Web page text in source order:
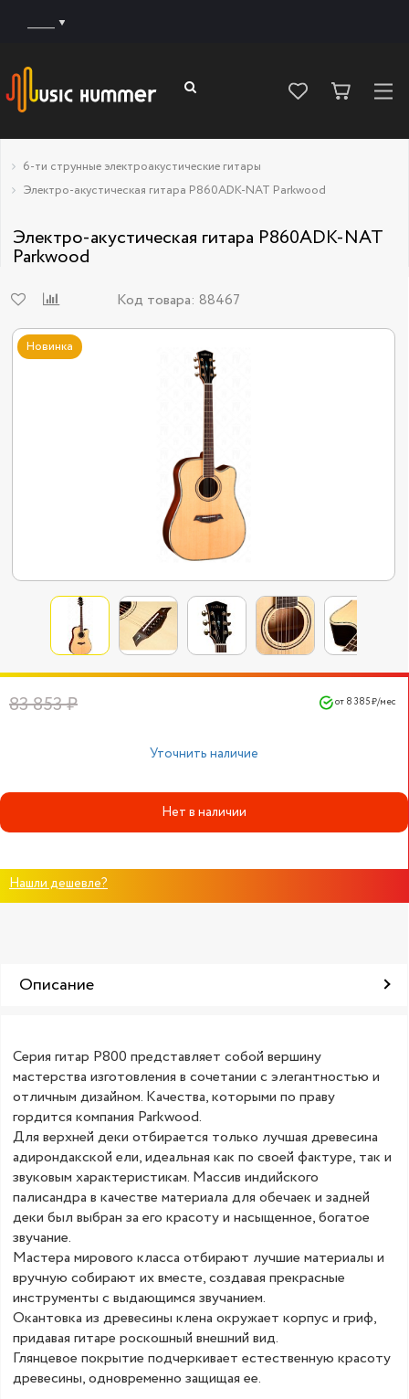
6-ти струнные электроакустические гитары
Электро-акустическая гитара P860ADK-NAT Parkwood
Электро-акустическая гитара P860ADK-NAT
Parkwood
Код товара: 88467
Новинка
83 853 ₽ от 8 385 ₽/мес
Уточнить наличие
Нет в наличии
Нашли дешевле?
Описание
Серия гитар P800 представляет собой вершину
мастерства изготовления в сочетании с элегантностью и
отличным дизайном. Качества, которыми по праву
гордится компания Parkwood.
Для верхней деки отбирается только лучшая древесина
адирондакской ели, идеальная как по своей фактуре, так и
звуковым характеристикам. Массив индийского
палисандра в качестве материала для обечаек и задней
деки был выбран за его красоту и насыщенное, богатое
звучание.
Мастера мирового класса отбирают лучшие материалы и
вручную собирают их вместе, создавая прекрасные
инструменты с выдающимся звучанием.
Окантовка из древесины клена окружает корпус и гриф,
придавая гитаре роскошный внешний вид.
Глянцевое покрытие подчеркивает естественную красоту
древесины, одновременно защищая ее.